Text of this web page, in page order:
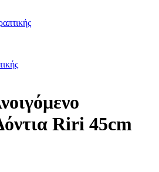
Riri 45cm